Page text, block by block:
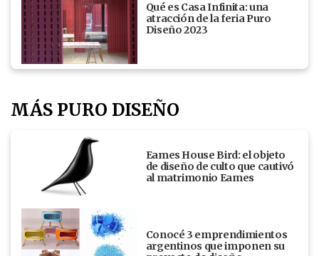
Qué es Casa Infinita: una
atracción de la feria Puro
Diseño 2023
MÁS PURO DISEÑO
Eames House Bird: el objeto
de diseño de culto que cautivó
al matrimonio Eames
Conocé 3 emprendimientos
argentinos que imponen su